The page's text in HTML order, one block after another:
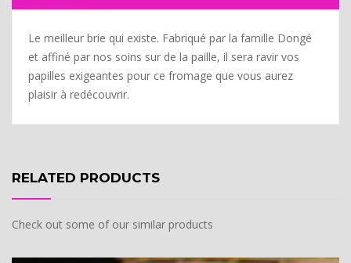
Le meilleur brie qui existe. Fabriqué par la famille Dongé
et affiné par nos soins sur de la paille, il sera ravir vos
papilles exigeantes pour ce fromage que vous aurez
plaisir à redécouvrir.
RELATED PRODUCTS
Check out some of our similar products